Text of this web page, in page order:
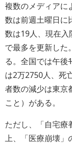
複数のメディアに
数は前週土曜日に
数は19人、現在
で最多を更新した
る。全国では午後
は2万2750人、死
者数の減少は東京
こと）がある。
ただし、「自宅療
上、「医療崩壊」